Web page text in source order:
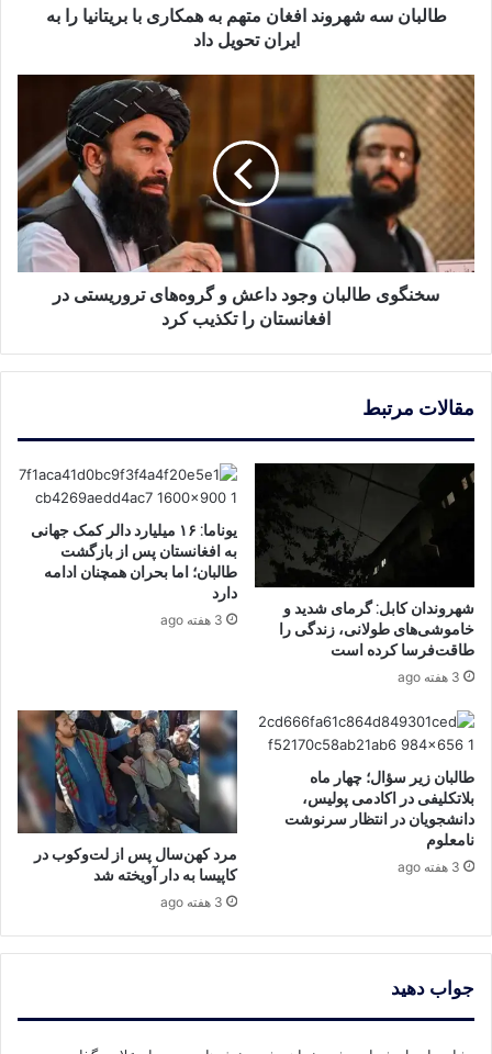
تحویل
داد
طالبان سه شهروند افغان متهم به همکاری با بریتانیا را به
ایران تحویل داد
سخنگوی
طالبان
وجود
داعش
و
گروه‌های
تروریستی
در
افغانستان
سخنگوی طالبان وجود داعش و گروه‌های تروریستی در
افغانستان را تکذیب کرد
مقالات مرتبط
شهروندان کابل: گرمای شدید و
خاموشی‌های طولانی، زندگی را
طاقت‌فرسا کرده است
3 هفته ago
یوناما: ۱۶ میلیارد دالر کمک جهانی
به افغانستان پس از بازگشت
طالبان؛ اما بحران همچنان ادامه
دارد
3 هفته ago
طالبان زیر سؤال؛ چهار ماه
بلاتکلیفی در اکادمی پولیس،
دانشجویان در انتظار سرنوشت
نامعلوم
3 هفته ago
مرد کهن‌سال پس از لت‌وکوب در
کاپیسا به دار آویخته شد
3 هفته ago
جواب دهید